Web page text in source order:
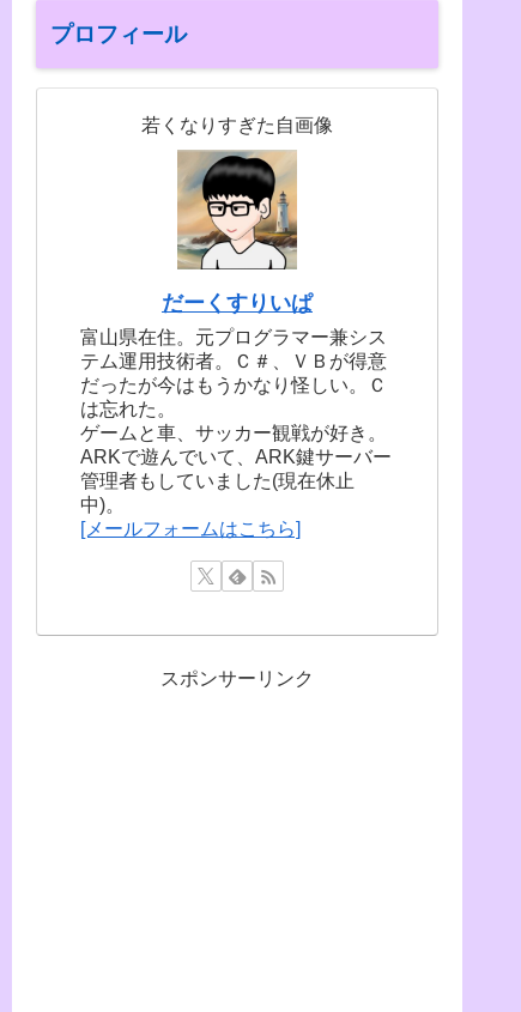
プロフィール
若くなりすぎた自画像
だーくすりいぱ
富山県在住。元プログラマー兼シス
テム運用技術者。Ｃ＃、ＶＢが得意
だったが今はもうかなり怪しい。Ｃ
は忘れた。
ゲームと車、サッカー観戦が好き。
ARKで遊んでいて、ARK鍵サーバー
管理者もしていました(現在休止
中)。
[メールフォームはこちら]
スポンサーリンク